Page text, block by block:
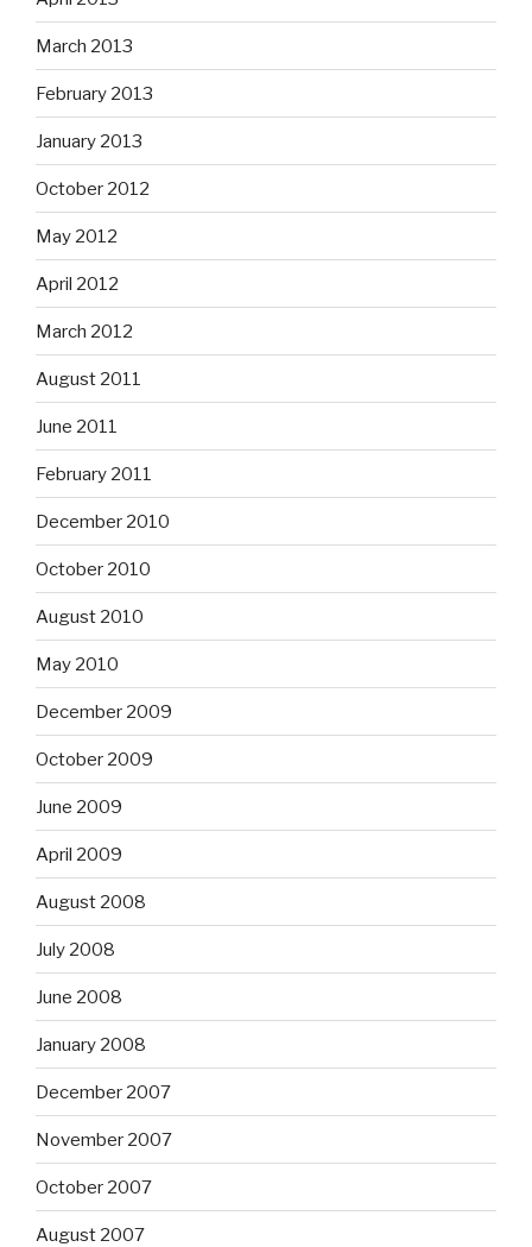
March 2013
February 2013
January 2013
October 2012
May 2012
April 2012
March 2012
August 2011
June 2011
February 2011
December 2010
October 2010
August 2010
May 2010
December 2009
October 2009
June 2009
April 2009
August 2008
July 2008
June 2008
January 2008
December 2007
November 2007
October 2007
August 2007